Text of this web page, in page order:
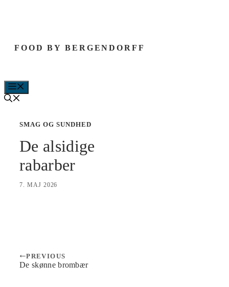
FOOD BY BERGENDORFF
SMAG OG SUNDHED
De alsidige
rabarber
7. MAJ 2026
PREVIOUS
De skønne brombær